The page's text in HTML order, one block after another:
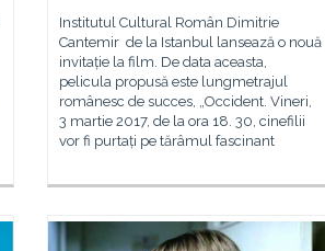
Institutul Cultural Român Dimitrie
Cantemir de la Istanbul lansează o nouă
invitație la film. De data aceasta,
pelicula propusă este lungmetrajul
românesc de succes, „Occident. Vineri,
3 martie 2017, de la ora 18. 30, cinefilii
vor fi purtați pe tărâmul fascinant